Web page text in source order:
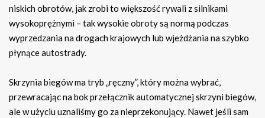
niskich obrotów, jak zrobi to większość rywali z silnikami
wysokoprężnymi – tak wysokie obroty są normą podczas
wyprzedzania na drogach krajowych lub wjeżdżania na szybko
płynące autostrady.
Skrzynia biegów ma tryb „ręczny”, który można wybrać,
przewracając na bok przełącznik automatycznej skrzyni biegów,
ale w użyciu uznaliśmy go za nieprzekonujący. Nawet jeśli sam